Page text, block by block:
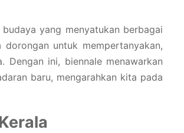
yang menyatukan berbagai
untuk mempertanyakan,
ini, biennale menawarkan
baru, mengarahkan kita pada